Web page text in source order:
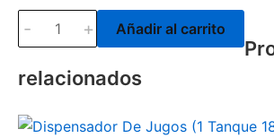
- + Añadir al carrito
relacionados